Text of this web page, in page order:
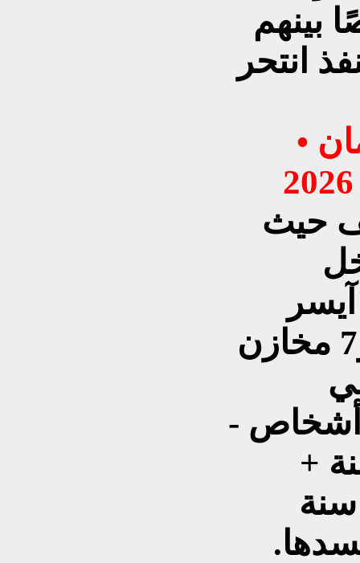
16 شخصًا بينهم
انتحر
• الحادث الثاني: هجوم كهرمان
حيث
دخل
تشاليك" بـ5 قطع أسلحة و7 مخازن
الضحايا: مقتل 9 أشخاص -
11-12 سنة +
رياضيات عمرها 55 سنة